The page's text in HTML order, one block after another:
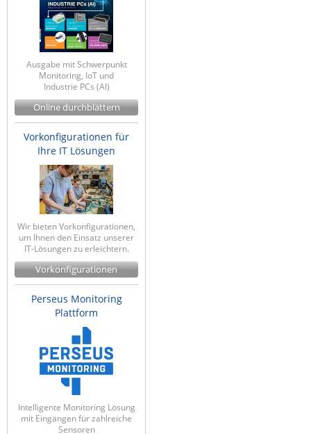
Ausgabe mit Schwerpunkt
Monitoring, IoT und
Industrie PCs (AI)
Online durchblättern
Vorkonfigurationen für
Ihre IT Lösungen
Wir bieten Vorkonfigurationen,
um Ihnen den Einsatz unserer
IT-Lösungen zu erleichtern.
Vorkonfigurationen
Perseus Monitoring
Plattform
Intelligente Monitoring Lösung
mit Eingängen für zahlreiche
Sensoren